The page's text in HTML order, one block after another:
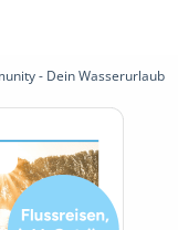
- Dein Wasserurlaub